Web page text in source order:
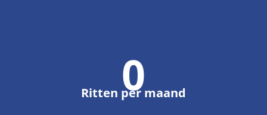
0
Ritten per maand